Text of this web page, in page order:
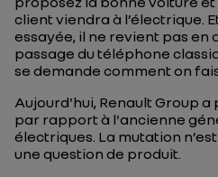
client viendra à l’électrique.
essayée, il ne revient pas en
passage du téléphone
se demande comment on
Aujourd'hui, Renault Group a
par rapport à l'ancienne
électriques. La mutation
une question de produit.